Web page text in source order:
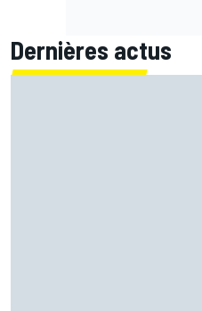
Dernières actus